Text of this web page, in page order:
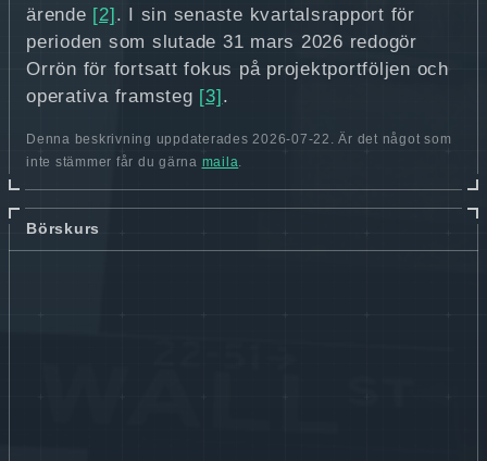
ärende [2] . I sin senaste kvartalsrapport för
perioden som slutade 31 mars 2026 redogör
Orrön för fortsatt fokus på projektportföljen och
operativa framsteg [3] .
Denna beskrivning uppdaterades 2026-07-22. Är det något som
inte stämmer får du gärna maila.
Börskurs